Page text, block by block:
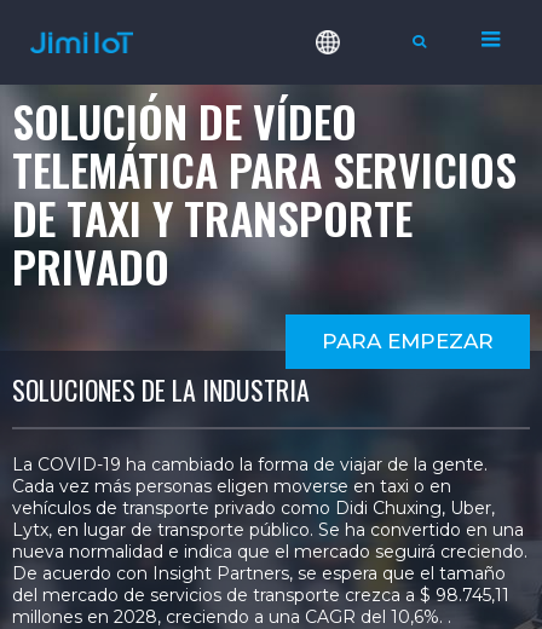
SOLUCIÓN DE VÍDEO
TELEMÁTICA PARA SERVICIOS
DE TAXI Y TRANSPORTE
PRIVADO
SOLUCIONES DE LA INDUSTRIA
La COVID-19 ha cambiado la forma de viajar de la gente.
Cada vez más personas eligen moverse en taxi o en
vehículos de transporte privado como Didi Chuxing, Uber,
Lytx, en lugar de transporte público. Se ha convertido en una
nueva normalidad e indica que el mercado seguirá creciendo.
De acuerdo con Insight Partners, se espera que el tamaño
del mercado de servicios de transporte crezca a $ 98.745,11
millones en 2028, creciendo a una CAGR del 10,6%. .
PARA EMPEZAR